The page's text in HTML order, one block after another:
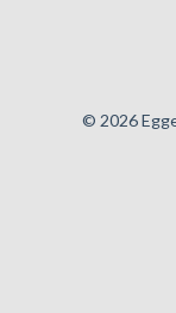
© 2026